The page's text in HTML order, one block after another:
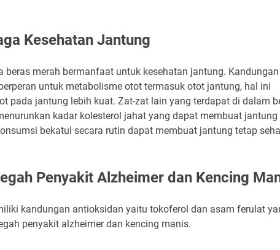
Kesehatan Jantung
beras merah bermanfaat untuk kesehatan jantung. Kandungan
untuk metabolisme otot termasuk otot jantung, hal ini
pada jantung lebih kuat. Zat-zat lain yang terdapat di dalam
kadar kolesterol jahat yang dapat membuat jantung
bekatul secara rutin dapat membuat jantung tetap
Penyakit Alzheimer dan Kencing
kandungan antioksidan yaitu tokoferol dan asam ferulat
penyakit alzheimer dan kencing manis.